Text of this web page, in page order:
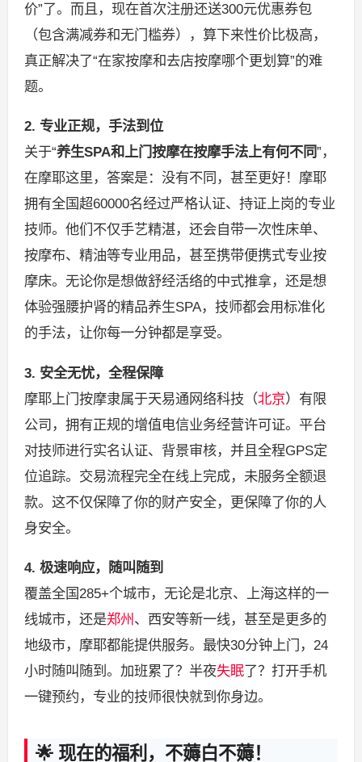
价”了。而且，现在首次注册还送300元优惠券包
（包含满减券和无门槛券），算下来性价比极高，
真正解决了“在家按摩和去店按摩哪个更划算”的难
题。
2. 专业正规，手法到位
关于“养生SPA和上门按摩在按摩手法上有何不同”，
在摩耶这里，答案是：没有不同，甚至更好！摩耶
拥有全国超60000名经过严格认证、持证上岗的专业
技师。他们不仅手艺精湛，还会自带一次性床单、
按摩布、精油等专业用品，甚至携带便携式专业按
摩床。无论你是想做舒经活络的中式推拿，还是想
体验强腰护肾的精品养生SPA，技师都会用标准化
的手法，让你每一分钟都是享受。
3. 安全无忧，全程保障
摩耶上门按摩隶属于天易通网络科技（北京）有限
公司，拥有正规的增值电信业务经营许可证。平台
对技师进行实名认证、背景审核，并且全程GPS定
位追踪。交易流程完全在线上完成，未服务全额退
款。这不仅保障了你的财产安全，更保障了你的人
身安全。
4. 极速响应，随叫随到
覆盖全国285+个城市，无论是北京、上海这样的一
线城市，还是郑州 、西安等新一线，甚至是更多的
地级市，摩耶都能提供服务。最快30分钟上门，24
小时随叫随到。加班累了？半夜失眠了？打开手机
一键预约，专业的技师很快就到你身边。
🌟 现在的福利，不薅白不薅！